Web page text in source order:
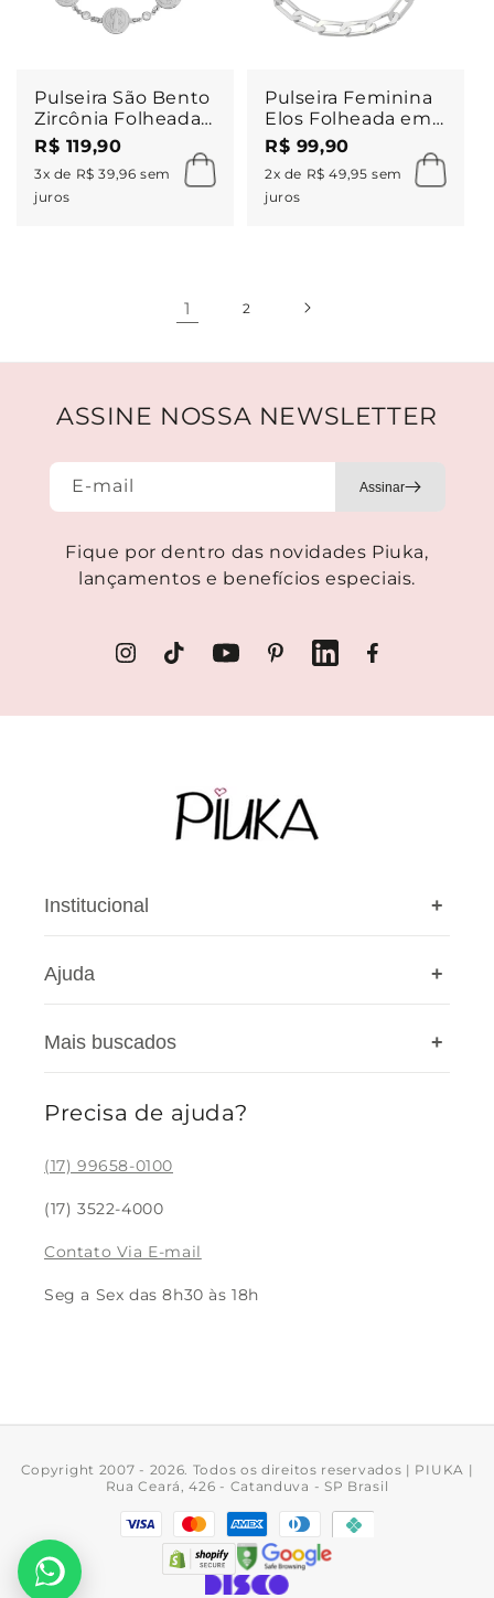
Pulseira São Bento
Zircônia Folheada
em Ródio Branco
Piuka
R$ 119,90
3x de R$ 39,96 sem
juros
Pulseira Feminina
Elos Folheada em
Ródio Branco
Natália
R$ 99,90
2x de R$ 49,95 sem
juros
1 2
Institucional +
A Piuka
Privacidade
Blog
Ajuda +
Cashback
Devolução
Rastreio
Trabalhe Conosco
Mais buscados +
Colar Feminino
Pulseira Feminina
Brinco Feminino
Bracelete Feminino
Acessórios
Precisa de ajuda?
(17) 99658-0100
(17) 3522-4000
Contato Via E-mail
Seg a Sex das 8h30 às 18h
ASSINE NOSSA NEWSLETTER
E-mail
Fique por dentro das novidades Piuka,
lançamentos e benefícios especiais.
InstagramTikTok YouTubePinterestLinkedInFacebook
Copyright 2007 - 2026. Todos os direitos reservados | PIUKA |
Rua Ceará, 426 - Catanduva - SP Brasil
Formas
de
pagamento